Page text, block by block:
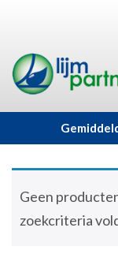
Geen
zoekcriteria